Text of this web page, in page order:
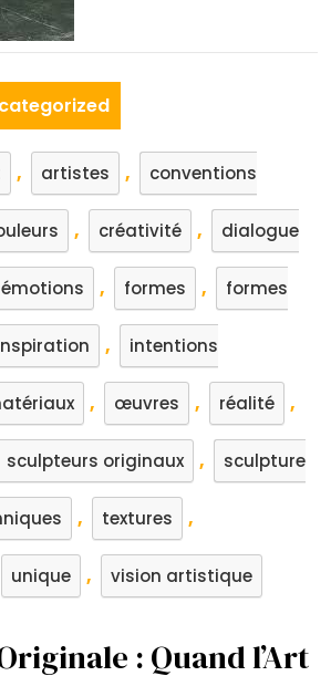
, artistes , conventions
, créativité , dialogue
émotions , formes , formes
, intentions
, œuvres , réalité ,
sculpteurs originaux , sculpture
, textures ,
unique , vision artistique
: Quand l’Art